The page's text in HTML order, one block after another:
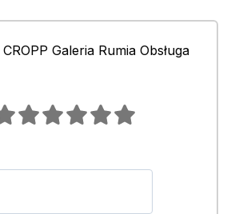
CROPP Galeria Rumia Obsługa